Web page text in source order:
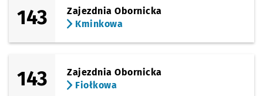
143
Zajezdnia Obornicka
Kminkowa
143
Zajezdnia Obornicka
Fiołkowa